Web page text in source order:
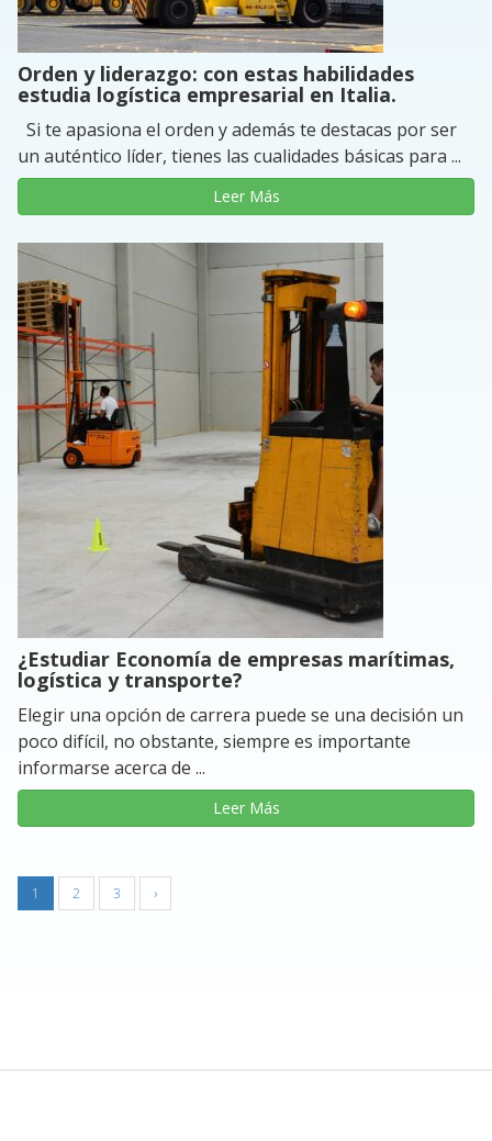
Orden y liderazgo: con estas habilidades
estudia logística empresarial en Italia.
Si te apasiona el orden y además te destacas por ser
un auténtico líder, tienes las cualidades básicas para ...
Leer Más
¿Estudiar Economía de empresas marítimas,
logística y transporte?
Elegir una opción de carrera puede se una decisión un
poco difícil, no obstante, siempre es importante
informarse acerca de ...
Leer Más
1 2 3 ›